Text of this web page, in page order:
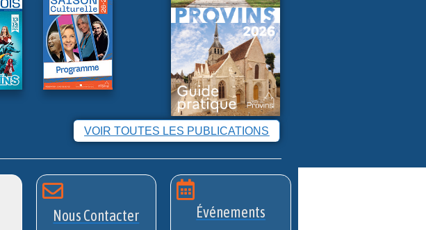
VOIR TOUTES LES PUBLICATIONS
Nous Contacter Événements